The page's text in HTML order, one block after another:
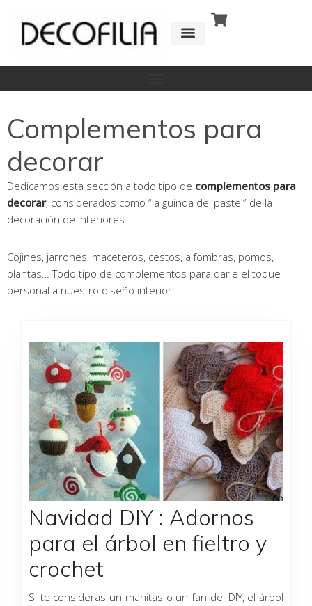
contenido
Complementos para
decorar
Dedicamos esta sección a todo tipo de complementos para
decorar, considerados como “la guinda del pastel” de la
decoración de interiores.
Cojines, jarrones, maceteros, cestos, alfombras, pomos,
plantas… Todo tipo de complementos para darle el toque
personal a nuestro diseño interior.
Navidad DIY : Adornos
para el árbol en fieltro y
crochet
Si te consideras un manitas o un fan del DIY, el árbol